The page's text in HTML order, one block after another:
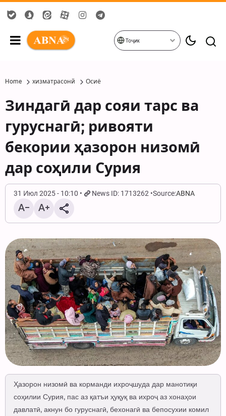
Тоҷик
Home хизматрасонй Осиё
Зиндагӣ дар сояи тарс ва
гуруснагӣ; ривояти
бекории ҳазорон низомӣ
дар соҳили Сурия
31 Июл 2025 - 10:10 News ID: 1713262 Source:ABNA
Ҳазорон низомӣ ва корманди ихроҷшуда дар манотиқи
соҳилии Сурия, пас аз қатъи ҳуқуқ ва ихроҷ аз хонаҳои
давлатӣ, акнун бо гуруснагӣ, бехонагӣ ва бепосухии комил